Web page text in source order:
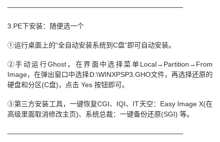
—————————————————————————–
3.PE下安装：随便选一个
①运行桌面上的“全自动安装系统到C盘”即可自动安装。
②手动运行Ghost，在界面中选择菜单Local→Partition→From
Image，在弹出窗口中选择D:\WINXPSP3.GHO文件，再选择还原的
硬盘和分区(C盘)，点击 Yes 按钮即可。
③第三方安装工具，一键恢复CGI、IQI、IT天空：Easy Image X(在
高级里面取消修改主页)、系统总裁：一键备份还原(SGI) 等。
—————————————————————————–